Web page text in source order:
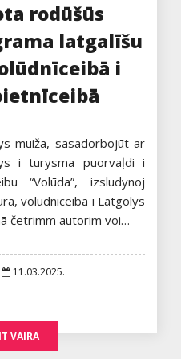
rodūšūs
latgalīšu
i
muiža, sasadorbojūt ar
i turysma puorvaļdi i
“Volūda”, izsludynoj
volūdnīceibā i Latgolys
četrimm autorim voi…
Posted
11.03.2025.
VAIRA